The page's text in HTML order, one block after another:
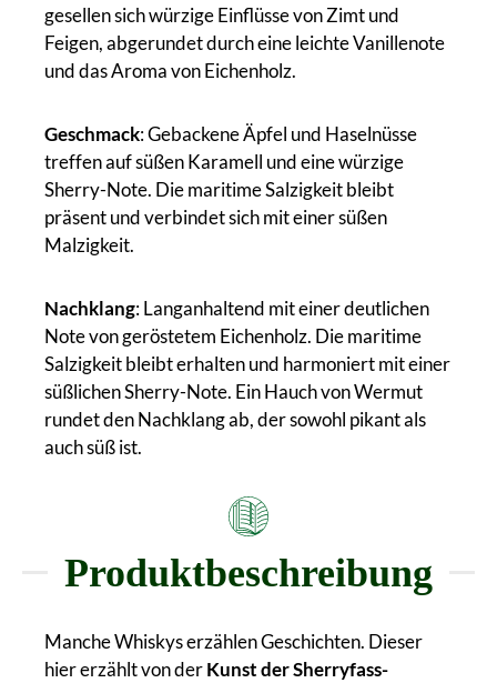
gesellen sich würzige Einflüsse von Zimt und
Feigen, abgerundet durch eine leichte Vanillenote
und das Aroma von Eichenholz.
Geschmack: Gebackene Äpfel und Haselnüsse
treffen auf süßen Karamell und eine würzige
Sherry-Note. Die maritime Salzigkeit bleibt
präsent und verbindet sich mit einer süßen
Malzigkeit.
Nachklang: Langanhaltend mit einer deutlichen
Note von geröstetem Eichenholz. Die maritime
Salzigkeit bleibt erhalten und harmoniert mit einer
süßlichen Sherry-Note. Ein Hauch von Wermut
rundet den Nachklang ab, der sowohl pikant als
auch süß ist.
Produktbeschreibung
Manche Whiskys erzählen Geschichten. Dieser
hier erzählt von derKunst der Sherryfass-